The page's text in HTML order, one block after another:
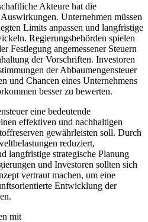
Akteure hat die
Unternehmen müssen
Limits anpassen und langfristige
Regierungsbehörden spielen
Festlegung angemessener Steuern
der Vorschriften. Investoren
der Abbaumengensteuer
und Chancen eines Unternehmens
besser zu bewerten.
eine bedeutende
effektiven und nachhaltigen
gewährleisten soll. Durch
reduziert,
langfristige strategische Planung
und Investoren sollten sich
vertraut machen, um eine
Entwicklung der
mit